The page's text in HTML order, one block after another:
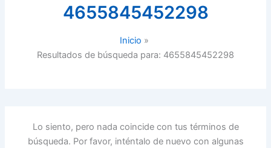
4655845452298
Inicio
Resultados de búsqueda para: 4655845452298
Lo siento, pero nada coincide con tus términos de
búsqueda. Por favor, inténtalo de nuevo con algunas